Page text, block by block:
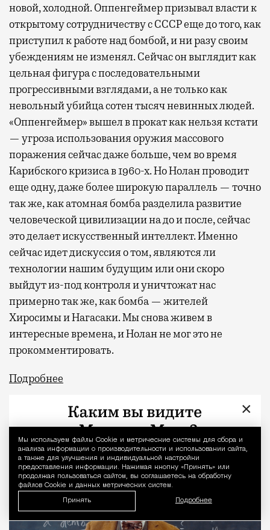
новой, холодной. Оппенгеймер призывал власти к
открытому сотрудничеству с СССР еще до того, как
приступил к работе над бомбой, и ни разу своим
убеждениям не изменял. Сейчас он выглядит как
цельная фигура с последовательными
прогрессивными взглядами, а не только как
невольный убийца сотен тысяч невинных людей.
«Оппенгеймер» вышел в прокат как нельзя кстати
— угроза использования оружия массового
поражения сейчас даже больше, чем во время
Карибского кризиса в 1960-х. Но Нолан проводит
еще одну, даже более широкую параллель — точно
так же, как атомная бомба разделила развитие
человеческой цивилизации на до и после, сейчас
это делает искусственный интеллект. Именно
сейчас идет дискуссия о том, являются ли
технологии нашим будущим или они скоро
выйдут из-под контроля и уничтожат нас
примерно так же, как бомба — жителей
Хиросимы и Нагасаки. Мы снова живем в
интересные времена, и Нолан не мог это не
прокомментировать.
Подробнее
«Оставленные»
Уведомление
Мы используем файлы Сookie и метрические системы для сбора и
анализа информации о производительности и использовании сайта,
а также для улучшения и индивидуальной настройки
предоставления информации. Нажимая кнопку «Принять» или
продолжая пользоваться сайтом, вы соглашаетесь на обработку
файлов Cookie и данных метрических систем.
Принять Подробнее
×